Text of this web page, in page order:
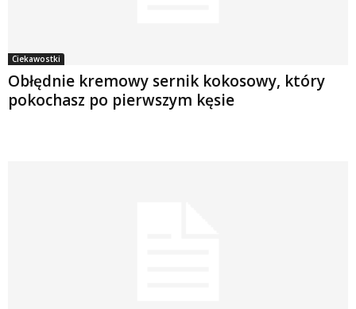
Ciekawostki
Obłędnie kremowy sernik kokosowy, który
pokochasz po pierwszym kęsie